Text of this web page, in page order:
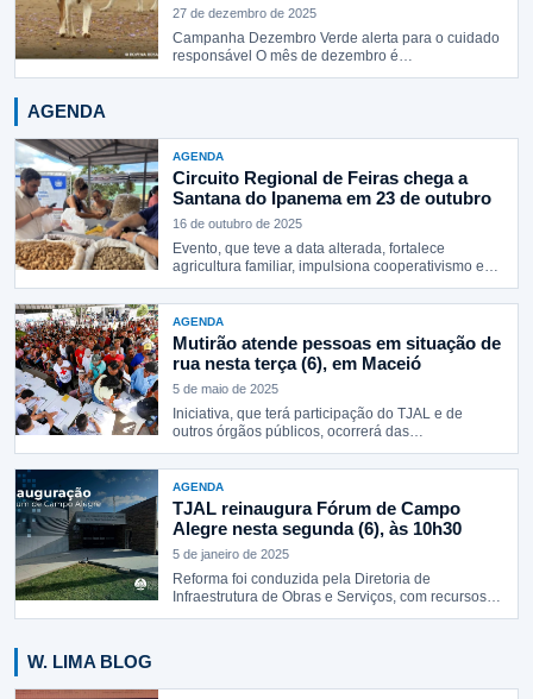
27 de dezembro de 2025
Campanha Dezembro Verde alerta para o cuidado
responsável O mês de dezembro é…
AGENDA
AGENDA
Circuito Regional de Feiras chega a
Santana do Ipanema em 23 de outubro
16 de outubro de 2025
Evento, que teve a data alterada, fortalece
agricultura familiar, impulsiona cooperativismo e
cultura…
AGENDA
Mutirão atende pessoas em situação de
rua nesta terça (6), em Maceió
5 de maio de 2025
Iniciativa, que terá participação do TJAL e de
outros órgãos públicos, ocorrerá das…
AGENDA
TJAL reinaugura Fórum de Campo
Alegre nesta segunda (6), às 10h30
5 de janeiro de 2025
Reforma foi conduzida pela Diretoria de
Infraestrutura de Obras e Serviços, com recursos…
W. LIMA BLOG